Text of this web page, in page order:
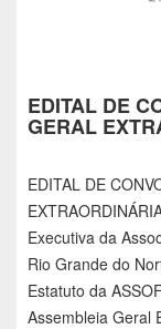
EDITAL DE
GERAL
EDITAL DE
Executiva da
Rio Grande do
Estatuto da
Assembleia Geral